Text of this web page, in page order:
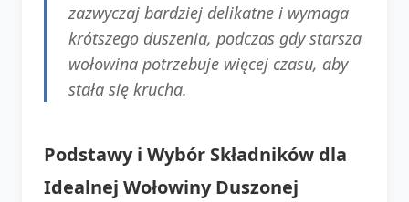
zazwyczaj bardziej delikatne i wymaga
krótszego duszenia, podczas gdy starsza
wołowina potrzebuje więcej czasu, aby
stała się krucha.
Podstawy i Wybór Składników dla
Idealnej Wołowiny Duszonej